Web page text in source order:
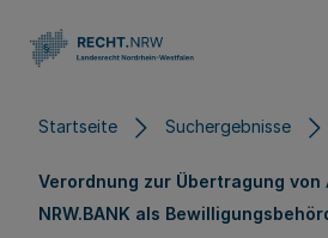
Startseite Suchergebnisse
Verordnung zur Übertragung
NRW.BANK als